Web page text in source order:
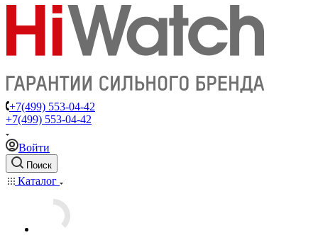
+7(499) 553-04-42
+7(499) 553-04-42
Войти
Поиск
Каталог